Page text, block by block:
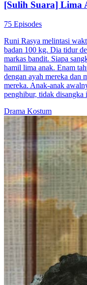
[Sulih Suara] Lima
75 Episodes
Runi Rasya melintasi
badan 100 kg. Dia tidur
markas bandit. Siapa
hamil lima anak. Enam
dengan ayah mereka dan
mereka. Anak-anak
penghibur, tidak disangka
Drama Kostum